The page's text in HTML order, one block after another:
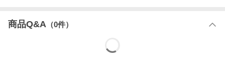
商品Q&A （0件）